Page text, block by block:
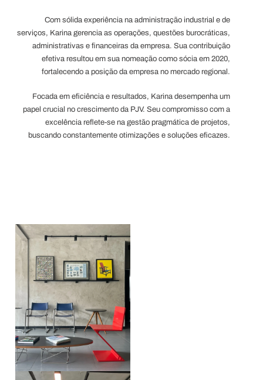
Com sólida experiência na administração industrial e de
serviços, Karina gerencia as operações, questões burocráticas,
administrativas e financeiras da empresa. Sua contribuição
efetiva resultou em sua nomeação como sócia em 2020,
fortalecendo a posição da empresa no mercado regional.
Focada em eficiência e resultados, Karina desempenha um
papel crucial no crescimento da PJV. Seu compromisso com a
excelência reflete-se na gestão pragmática de projetos,
buscando constantemente otimizações e soluções eficazes.